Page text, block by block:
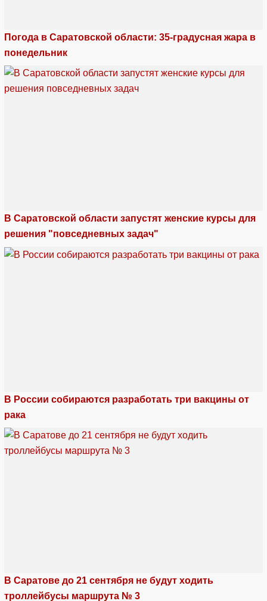
Погода в Саратовской области: 35-градусная жара в
понедельник
В Саратовской области запустят женские курсы для
решения "повседневных задач"
В России собираются разработать три вакцины от
рака
В Саратове до 21 сентября не будут ходить
троллейбусы маршрута № 3